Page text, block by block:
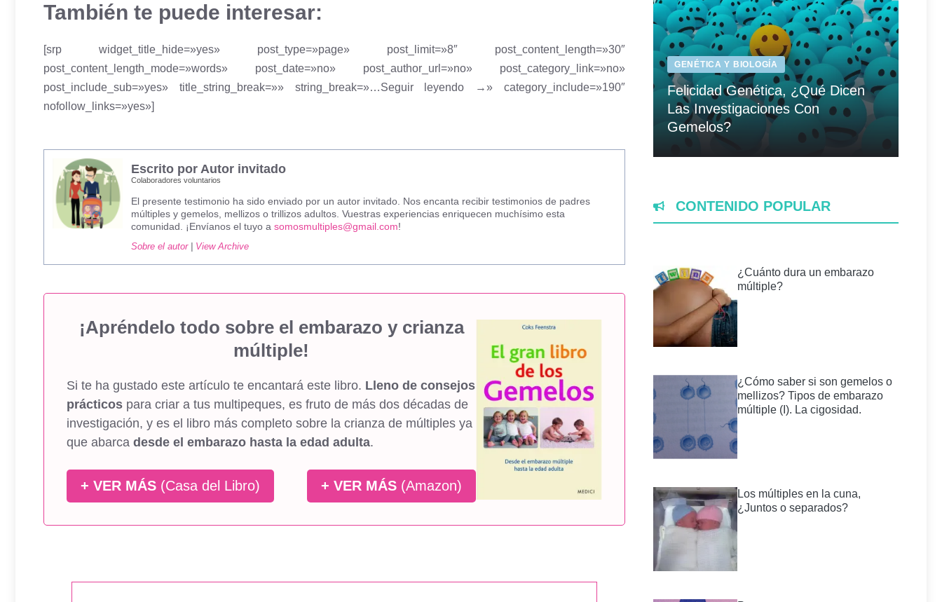
También te puede interesar:
[srp widget_title_hide=»yes» post_type=»page» post_limit=»8″ post_content_length=»30″
post_content_length_mode=»words» post_date=»no» post_author_url=»no» post_category_link=»no»
post_include_sub=»yes» title_string_break=»» string_break=»…Seguir leyendo →» category_include=»190″
nofollow_links=»yes»]
Escrito por Autor invitado
Colaboradores voluntarios
El presente testimonio ha sido enviado por un autor invitado. Nos encanta recibir testimonios de padres
múltiples y gemelos, mellizos o trillizos adultos. Vuestras experiencias enriquecen muchísimo esta
comunidad. ¡Envíanos el tuyo a somosmultiples@gmail.com!
Sobre el autor| View Archive
¡Apréndelo todo sobre el embarazo y crianza
múltiple!
Si te ha gustado este artículo te encantará este libro. Lleno de consejos
prácticos para criar a tus multipeques, es fruto de más dos décadas de
investigación, y es el libro más completo sobre la crianza de múltiples ya
que abarca desde el embarazo hasta la edad adulta.
+ VER MÁS (Casa del Libro) + VER MÁS (Amazon)
GENÉTICA Y BIOLOGÍA
Felicidad Genética, ¿Qué Dicen
Las Investigaciones Con
Gemelos?
CONTENIDO POPULAR
¿Cuánto dura un embarazo
múltiple?
¿Cómo saber si son gemelos o
mellizos? Tipos de embarazo
múltiple (I). La cigosidad.
Los múltiples en la cuna,
¿Juntos o separados?